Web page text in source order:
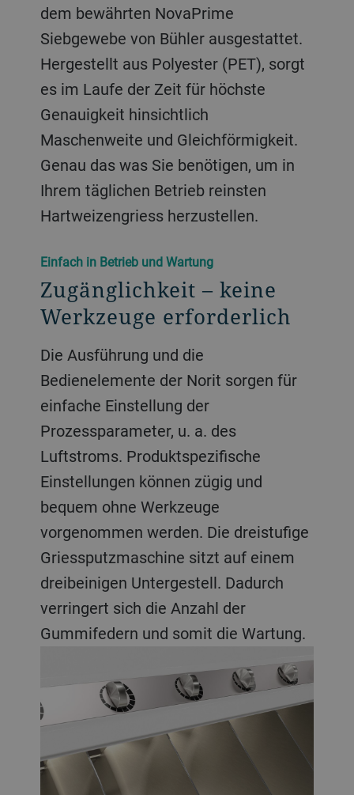
dem bewährten NovaPrime
Siebgewebe von Bühler ausgestattet.
Hergestellt aus Polyester (PET), sorgt
es im Laufe der Zeit für höchste
Genauigkeit hinsichtlich
Maschenweite und Gleichförmigkeit.
Genau das was Sie benötigen, um in
Ihrem täglichen Betrieb reinsten
Hartweizengriess herzustellen.
Einfach in Betrieb und Wartung
Zugänglichkeit – keine
Werkzeuge erforderlich
Die Ausführung und die
Bedienelemente der Norit sorgen für
einfache Einstellung der
Prozessparameter, u. a. des
Luftstroms. Produktspezifische
Einstellungen können zügig und
bequem ohne Werkzeuge
vorgenommen werden. Die dreistufige
Griessputzmaschine sitzt auf einem
dreibeinigen Untergestell. Dadurch
verringert sich die Anzahl der
Gummifedern und somit die Wartung.